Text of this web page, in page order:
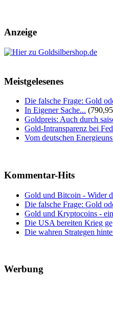
Anzeige
Meistgelesenes
Die falsche Frage: Gold
In Eigener Sache...
Goldpreis: Auch durch
Gold-Intransparenz bei
Vom deutschen
Kommentar-Hits
Gold und Bitcoin - Wider
Die falsche Frage: Gold
Gold und Kryptocoins -
Die USA bereiten Krieg
Die wahren Strategen
Werbung